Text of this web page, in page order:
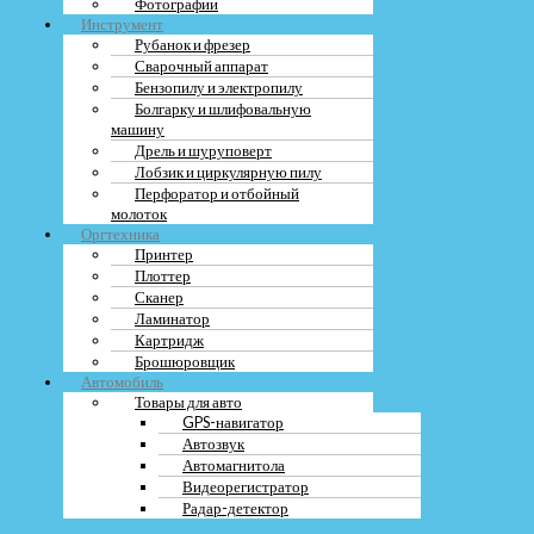
Инструмент
Рубанок и фрезер
Сварочный аппарат
Бензопилу и электропилу
Болгарку и шлифовальную
машину
Дрель и шуруповерт
Лобзик и циркулярную пилу
Перфоратор и отбойный
молоток
Оргтехника
Принтер
Плоттер
Сканер
Ламинатор
Картридж
Брошюровщик
Автомобиль
Товары для авто
GPS-навигатор
Автозвук
Автомагнитола
Видеорегистратор
Радар-детектор
Некоторые компании предлагают услугу trade-in, позволяющую
сдать старый телефон при покупке нового с доплатой.
После продажи телефона его можно утилизировать, чтобы избежать
негативного воздействия на окружающую среду.
Оставить заявку
Меню
О компании
Контакты
Вакансии
Блог
О компании
Контакты
Вакансии
Меню